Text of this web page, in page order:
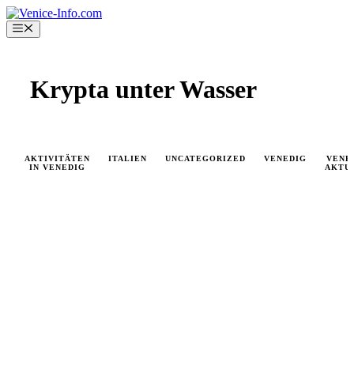
Skip
to
content
Menu
Krypta unter Wasser
AKTIVITÄTEN
IN VENEDIG
ITALIEN UNCATEGORIZED VENEDIG